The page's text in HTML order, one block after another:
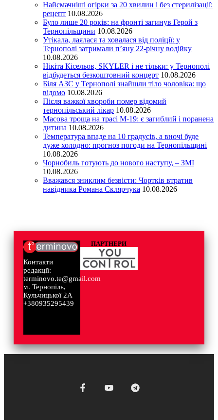
Найсмачніші огірки за 20 хвилин і без стерилізації:
рецепт 10.08.2026
Було лише 20 років: на фронті загинув Герой з
Тернопільщини 10.08.2026
Утікала, лаялася та ховалася від поліції: у
Тернополі затримали п’яну 22-річну водійку
10.08.2026
Нікіта Кісельов, SKYLER і не тільки: у Тернополі
відбудеться безкоштовний концерт 10.08.2026
Біля АЗС у Тернополі знайшли тіло чоловіка: що
відомо 10.08.2026
Після важкої хвороби помер відомий
тернопільський лікар 10.08.2026
Масова троща на трасі М-19: є загиблий і поранена
дитина 10.08.2026
Температура впаде на 10 градусів, а вночі буде
дуже холодно: прогноз погоди на Тернопільщині
10.08.2026
Чорнобиль готують до нового наступу, – ЗМІ
10.08.2026
Вважався зниклим безвісти: Чортків втратив
навідника Романа Склярчука 10.08.2026
Контакти
редакції:
terminovo.te@gmail.com
м. Тернопіль,
Кульчицької 2А
+380935295439
ПАРТНЕРИ